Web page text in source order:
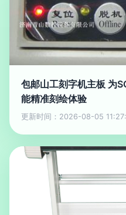
包邮山工刻字机主板 为
能精准刻绘体验
更新时间：2026-08-05